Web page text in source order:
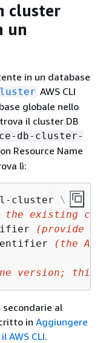
cluster
un
in un database
AWS CLI
globale nello
il cluster DB
db-cluster-
Resource Name
lì:
cluster \
the existing
(provide
(the
version;
secondarie al
in Aggiungere
AWS CLI.